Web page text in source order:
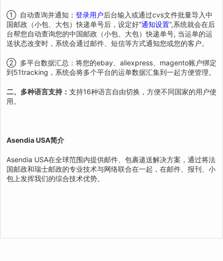
① 自动查询并通知： 登录用户后台输入或通过cvs文件批量导入中
国邮政（小包、大包）快递单号后，设定好“通知设置”,系统就会在后
台帮您自动查询您的中国邮政（小包、大包）快递单号, 当运单的运
送状态改变时，系统会通过邮件、短信等方式通知您或您的客户。
② 多平台数据汇总：将您的ebay、aliexpress、magento账户绑定
到51tracking，系统会将多个平台的运单数据汇集到一起方便管理。
二、多种语言支持： 支持16种语言自由切换，方便不同国家的用户使
用。
Asendia USA简介
Asendia USA在全球范围内提供邮件、包裹递送解决方案，通过将法
国邮政和瑞士邮政的专业技术与网络联合在一起，在邮件、报刊、小
包上发挥我们的综合技术优势。